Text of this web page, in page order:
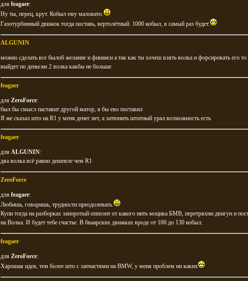
для feagaer:
Ну ты, перец, крут. Кобыл ему маловато.
Газотурбинный движок тогда поставь, вертолётный. 1000 кобыл, в самый раз будет.
ALGUNIN
можно сделать все былоб желание и финанси а так как ты хочеш взять волка и форсировать его то
выйдет по деньгам 2 волка какбы не больше
feagaer
для ZeroForce:
был бы смысл паставит другой матор, я бы ево поставил
Я же сказал што на R1 у меня денег нет, а затюнить штатный урал возможность есть
feagaer
для ALGUNIN:
два волка всё равно дешевле чем R1
ZeroForce
для feagaer:
Любишь, говоришь, трудности преодолевать.
Купи тогда на разборках запоротый оппозит от какого нить моцика БМВ, перетряхни двигун и
на Волка. И будет тебе счастье. В бваарских движках вроде от 100 до 130 кобыл.
feagaer
для ZeroForce:
Харошая идея, тем более што с запчастями на BMW, у меня проблем ни каких